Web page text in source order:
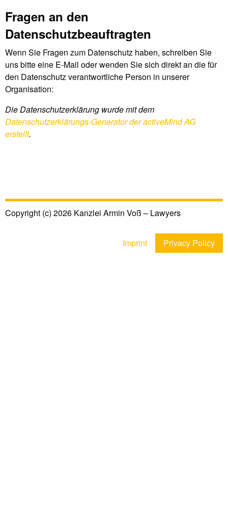
Fragen an den
Datenschutzbeauftragten
Wenn Sie Fragen zum Datenschutz haben, schreiben Sie
uns bitte eine E-Mail oder wenden Sie sich direkt an die für
den Datenschutz verantwortliche Person in unserer
Organisation:
Die Datenschutzerklärung wurde mit dem
Datenschutzerklärungs-Generator der activeMind AG
erstellt.
Copyright (c) 2026 Kanzlei Armin Voß – Lawyers
Imprint Privacy Policy